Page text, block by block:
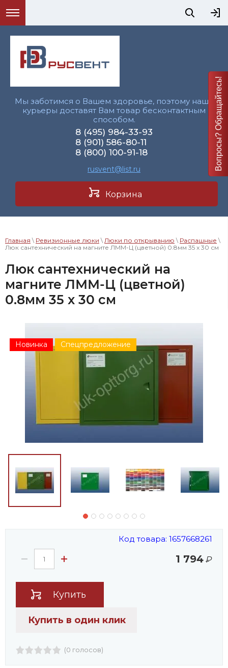
Мы заботимся о Вашем здоровье, поэтому наши
курьеры доставят Вам товар бесконтактным
способом.
8 (495) 984-33-93
8 (901) 586-80-11
8 (800) 100-91-18
rusvent@list.ru
Корзина
Главная \ Ревизионные люки \ Люки по открыванию \ Распашные \
Люк сантехнический на магните ЛММ-Ц (цветной) 0.8мм 35 x 30 см
Люк сантехнический на
магните ЛММ-Ц (цветной)
0.8мм 35 x 30 см
Новинка Спецпредложение
Код товара: 1657668261
1 794 ₽
Купить
Купить в один клик
(0 голосов)
Вопросы? Обращайтесь!